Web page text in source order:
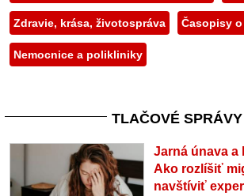
Zdravie, krása, životospráva Časopisy
Nemocnice a polikliniky
TLAČOVÉ SPRÁVY
Jarná únava
Ako rozlíšiť
navštíviť